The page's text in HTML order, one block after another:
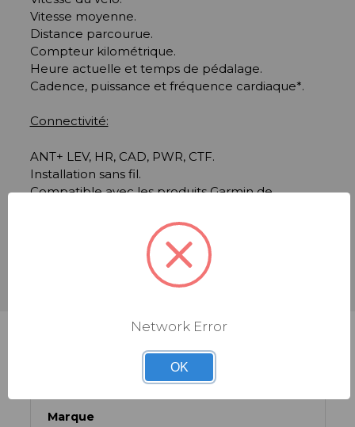
Vitesse moyenne.
Distance parcourue.
Compteur kilométrique.
Heure actuelle et temps de pédalage.
Cadence, puissance et fréquence cardiaque*.
Connectivité:
ANT+ LEV, HR, CAD, PWR, CTF.
Installation sans fil.
Compatible avec les produits Garmin de
Utilisé comme télécommande.
Compatible avec les systèmes X20, X30 et X35
CARACTÉRISTIQUES TECHNIQUES
Marque
Network Error
OK